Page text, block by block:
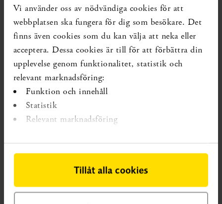
Vi använder oss av nödvändiga cookies för att
webbplatsen ska fungera för dig som besökare. Det
finns även cookies som du kan välja att neka eller
acceptera. Dessa cookies är till för att förbättra din
upplevelse genom funktionalitet, statistik och
relevant marknadsföring:
Funktion och innehåll
Statistik
Relevant marknadsföring
Tillåt alla cookies
postpartumdepression kommenterade SBU i våras en
internationell systematisk översikt. Den kom fram till att
SSRI kan ha viss effekt, men att det fanns en stor
osäkerhet kring resultatet samt att det saknas forskning
på måttlig eller svår postpartumdepression, vilket är de
tillstånd då SSRI vanligtvis används. Läs mer i rapporten:
Antidepressiva läkemedel som behandling vid depression
efter förlossningen (postpartumdepression)
postpartumdepression
I Sverige, och i världen i stort, drabbas ungefär 13
procent av kvinnorna av depressionssymtom under de